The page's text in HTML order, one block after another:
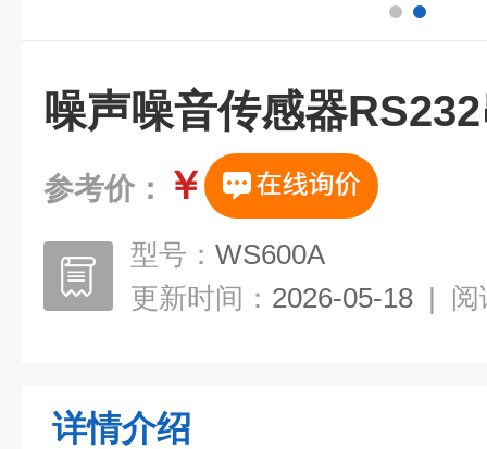
噪声噪音传感器
参考价： ￥
型号： WS600A
更新时间： 2026-05-18 | 阅
详情介绍